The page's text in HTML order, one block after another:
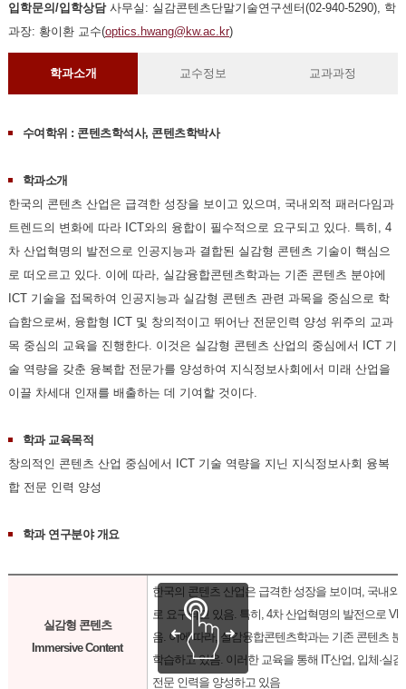
입학문의/입학상담사무실: 실감콘텐츠단말기술연구센터(02-940-5290), 학
과장: 황이환 교수(optics.hwang@kw.ac.kr)
학과소개 교수정보 교과과정
수여학위 : 콘텐츠학석사, 콘텐츠학박사
학과소개
한국의 콘텐츠 산업은 급격한 성장을 보이고 있으며, 국내외적 패러다임과
트렌드의 변화에 따라 ICT와의 융합이 필수적으로 요구되고 있다. 특히, 4
차 산업혁명의 발전으로 인공지능과 결합된 실감형 콘텐츠 기술이 핵심으
로 떠오르고 있다. 이에 따라, 실감융합콘텐츠학과는 기존 콘텐츠 분야에
ICT 기술을 접목하여 인공지능과 실감형 콘텐츠 관련 과목을 중심으로 학
습함으로써, 융합형 ICT 및 창의적이고 뛰어난 전문인력 양성 위주의 교과
목 중심의 교육을 진행한다. 이것은 실감형 콘텐츠 산업의 중심에서 ICT 기
술 역량을 갖춘 융복합 전문가를 양성하여 지식정보사회에서 미래 산업을
이끌 차세대 인재를 배출하는 데 기여할 것이다.
학과 교육목적
창의적인 콘텐츠 산업 중심에서 ICT 기술 역량을 지닌 지식정보사회 융복
합 전문 인력 양성
학과 연구분야 개요
실감형 콘텐츠
Immersive Content
한국의 콘텐츠 산업은 급격한 성장을 보이며, 국내
로 요구되고 있음. 특히, 4차 산업혁명의 발전으로
음. 이에 따라, 실감융합콘텐츠학과는 기존 콘텐츠
학습하고 있음. 이러한 교육을 통해 IT산업, 입체·실
전문 인력을 양성하고 있음